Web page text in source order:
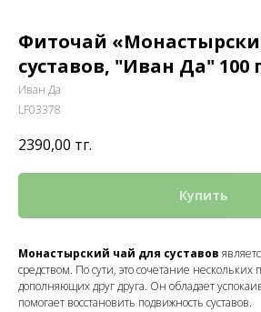
Фиточай
суставов, "Иван Да" 100
Иван Да
LF03378
2390,00 тг.
Купить
Монастырский чай для суставов
средством. По сути, это сочетание нескольких
дополняющих друг друга. Он обладает
помогает восстановить подвижность суставов.